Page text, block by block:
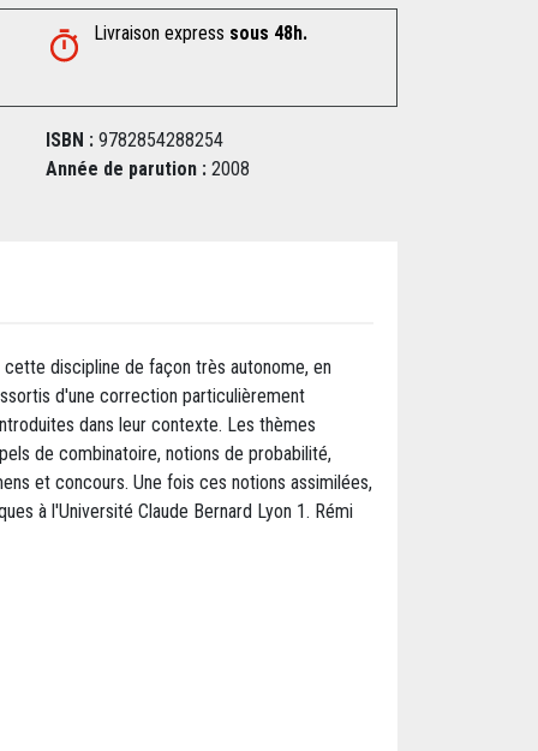
Livraison express sous 48h.
ISBN : 9782854288254
Année de parution : 2008
discipline de façon très autonome, en
d'une correction particulièrement
dans leur contexte. Les thèmes
de combinatoire, notions de probabilité,
et concours. Une fois ces notions assimilées,
à l'Université Claude Bernard Lyon 1. Rémi